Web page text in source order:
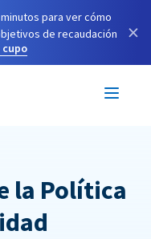
para ver cómo
de recaudación
cupo
×
la Política